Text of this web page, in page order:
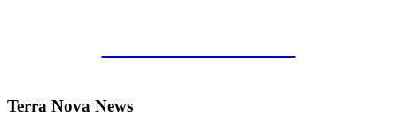
Terra Nova News